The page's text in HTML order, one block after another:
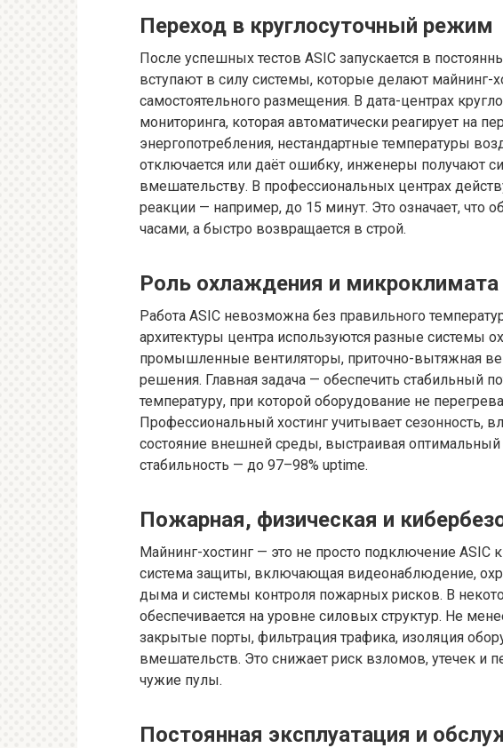
Переход в круглосуточный режим
После успешных тестов ASIC запускается в
вступают в силу системы, которые делают майнинг-
самостоятельного размещения. В дата-центрах
мониторинга, которая автоматически реагирует на
энергопотребления, нестандартные температуры
отключается или даёт ошибку, инженеры получают
вмешательству. В профессиональных центрах
реакции — например, до 15 минут. Это означает, что
часами, а быстро возвращается в строй.
Роль охлаждения и микроклимата
Работа ASIC невозможна без правильного
архитектуры центра используются разные системы
промышленные вентиляторы, приточно-вытяжная
решения. Главная задача — обеспечить стабильный
температуру, при которой оборудование не
Профессиональный хостинг учитывает сезонность,
состояние внешней среды, выстраивая
стабильность — до 97–98% uptime.
Пожарная, физическая и
Майнинг-хостинг — это не просто подключение ASIC
система защиты, включающая видеонаблюдение,
дыма и системы контроля пожарных рисков. В
обеспечивается на уровне силовых структур. Не
закрытые порты, фильтрация трафика, изоляция
вмешательств. Это снижает риск взломов, утечек и
чужие пулы.
Постоянная эксплуатация и